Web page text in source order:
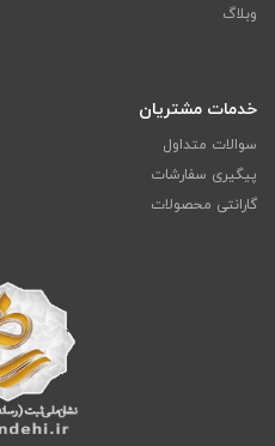
وبلاگ
خدمات مشتریان
سوالات متداول
پیگیری سفارشات
گارانتی محصولات